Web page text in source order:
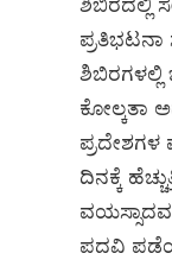
ಶಿಬಿರದಲ್ಲಿ
ಪ್ರತಿಭಟನಾ
ಶಿಬಿರಗಳಲ್ಲಿ
ಕೋಲ್ಕತಾ
ಪ್ರದೇಶಗಳ
ದಿನಕ್ಕೆ
ಪದವಿ